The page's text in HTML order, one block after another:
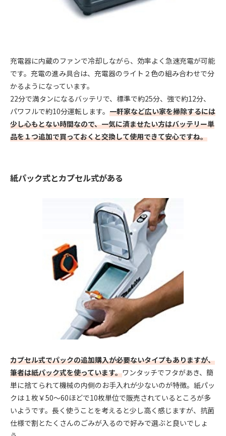
充電器に内蔵のファンで冷却しながら、効率よく急速充電が可能
です。充電の進み具合は、充電器のライト２色の組み合わせで分
かるようになっています。
22分で満タンになるバッテリで、標準で約25分、強で約12分、
パワフルで約10分運転します。 一軒家など広い家を掃除するには
少し心もとない時間なので、一気に済ませたい方はバッテリー単
品を１つ追加で買っておくと交換して使用できて安心ですね。
紙パック式とカプセル式がある
カプセル式でパックの追加購入が必要ないタイプもありますが、
筆者は紙パック式を使っています。ワンタッチでフタがあき、簡
単に捨てられて機械の内側のお手入れが少ないのが特徴。紙パッ
クは１枚￥50～60ほどで10枚単位で販売されているところが多
いようです。長く使うことを考えると少し高く感じますが、抗菌
仕様で割とたくさんのごみが入るので好みで選ぶと良いでしょ